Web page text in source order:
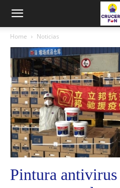
Home Noticias
Pintura